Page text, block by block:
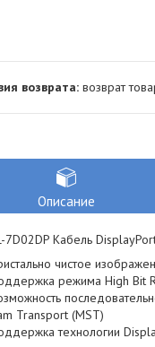
возврат
Описание
7D02DP Кабель
чистое
режима High Bit
Transport (MST)
технологии